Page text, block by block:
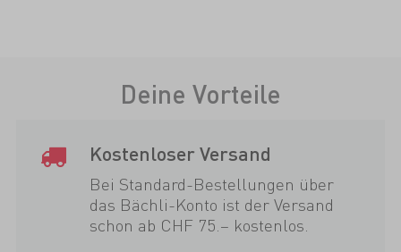
Deine Vorteile
Kostenloser Versand
Bei Standard-Bestellungen über
das Bächli-Konto ist der Versand
schon ab CHF 75.– kostenlos.